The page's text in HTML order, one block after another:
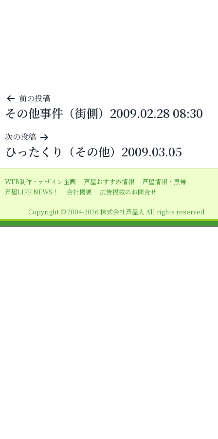
投
稿
ナ
ビ
ゲ
ー
シ
ン
前の投稿
その他事件（街側）2009.02.28 08:30
次の投稿
ひったくり（その他）2009.03.05
WEB制作・デザイン企画 芦屋おすすめ情報
芦屋情報・黒帯
芦屋LIFE NEWS！
会社概要 広告掲載のお問合せ
Copyright © 2004-2026 株式会社芦屋人 All rights reserved.